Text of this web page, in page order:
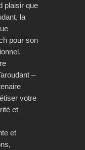
plaisir que
la
pour son
–
votre
et
et